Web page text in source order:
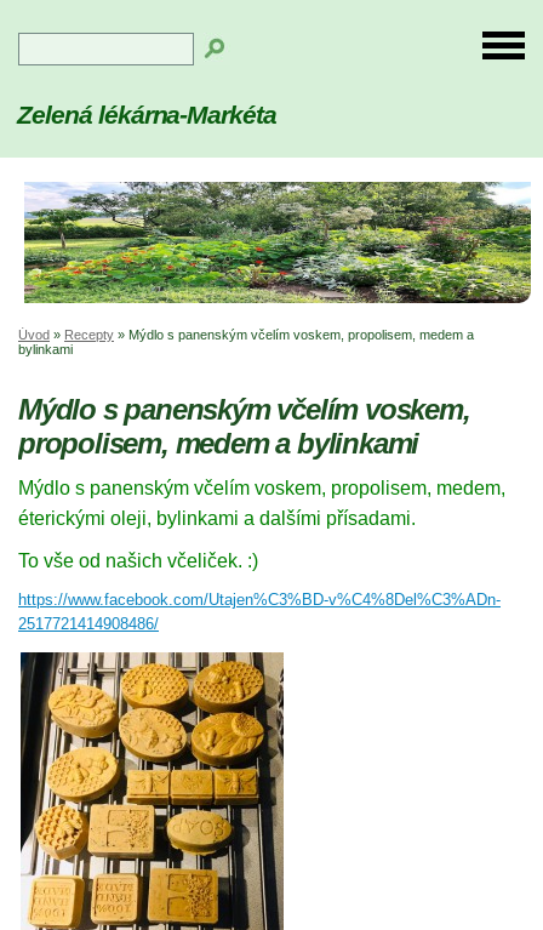
Zelená lékárna-Markéta
Úvod » Recepty » Mýdlo s panenským včelím voskem, propolisem, medem a
bylinkami
Mýdlo s panenským včelím voskem,
propolisem, medem a bylinkami
Mýdlo s panenským včelím voskem, propolisem, medem,
éterickými oleji, bylinkami a dalšími přísadami.
To vše od našich včeliček. :)
https://www.facebook.com/Utajen%C3%BD-v%C4%8Del%C3%ADn-
2517721414908486/